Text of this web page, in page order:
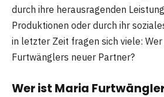
durch ihre herausragenden
Produktionen oder durch ihr
in letzter Zeit fragen sich viele:
Furtwänglers neuer Partner?
Wer ist Maria